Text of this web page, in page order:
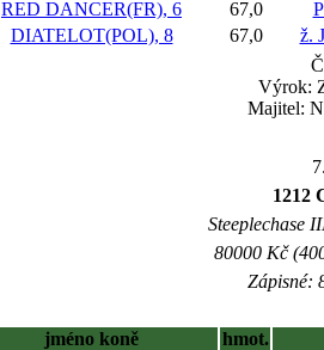
RED DANCER(FR), 6 67,0
DIATELOT(POL), 8 67,0
ž.
Výrok:
Majitel:
1212
Steeplechase
80000 Kč
Zápisné:
jméno koně
hmot.